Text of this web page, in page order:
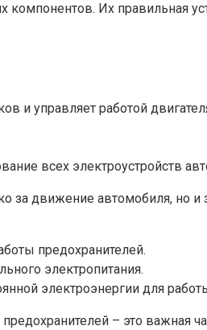
компонентов. Их правильная
и управляет работой
всех электроустройств
за движение автомобиля, но и
предохранителей.
электропитания.
электроэнергии для
– это важная